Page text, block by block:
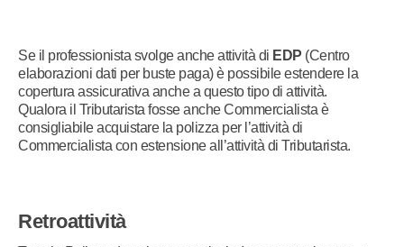
Se il professionista svolge anche attività di EDP (Centro
elaborazioni dati per buste paga) è possibile estendere la
copertura assicurativa anche a questo tipo di attività.
Qualora il Tributarista fosse anche Commercialista è
consigliabile acquistare la polizza per l’attività di
Commercialista con estensione all’attività di Tributarista.
Retroattività